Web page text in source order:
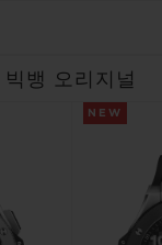
빅뱅 오리지널
NEW